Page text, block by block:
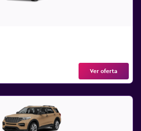
Ver oferta